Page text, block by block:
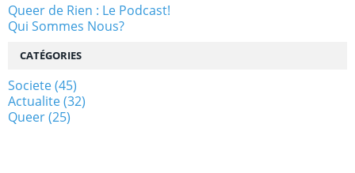
Queer de Rien : Le Podcast!
Qui Sommes Nous?
CATÉGORIES
Societe(45)
Actualite(32)
Queer(25)